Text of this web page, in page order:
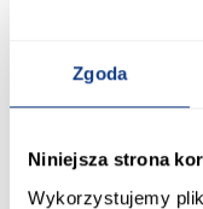
Zgoda
Niniejsza strona
Wykorzystujemy
Wysokość [cm]:
235.20
Kolor frontów:
czarny/artisan